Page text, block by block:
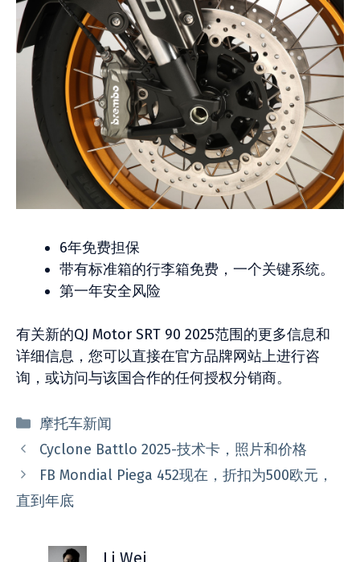
6年免费担保
带有标准箱的行李箱免费，一个关键系统。
第一年安全风险
有关新的QJ Motor SRT 90 2025范围的更多信息和
详细信息，您可以直接在官方品牌网站上进行咨
询，或访问与该国合作的任何授权分销商。
分
类
摩托车新闻
Cyclone Battlo 2025-技术卡，照片和价格
FB Mondial Piega 452现在，折扣为500欧元，
直到年底
Li Wei